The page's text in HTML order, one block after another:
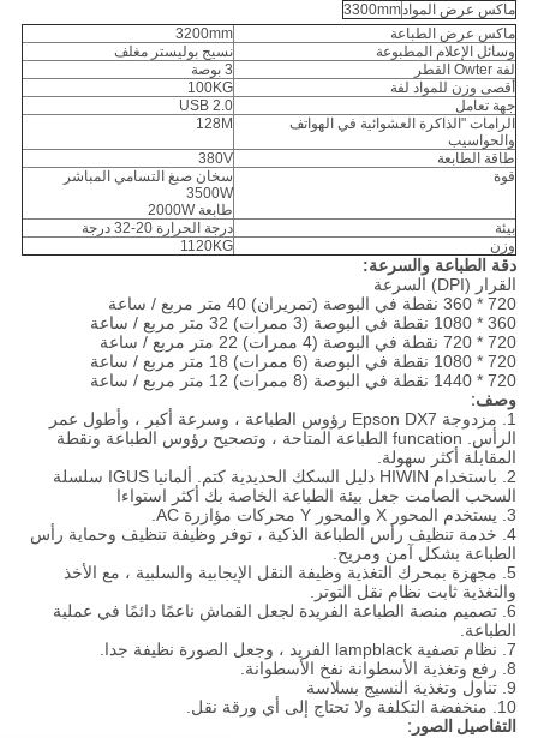
ماكس عرض المواد3300mm
ماكس عرض الطباعة
3200mm
وسائل الإعلام المطبوعة
نسيج بوليستر مغلف
لفة Owter القطر
3 بوصة
أقصى وزن للمواد لفة
100KG
جهة تعامل
USB 2.0
الرامات "الذاكرة العشوائية في الهواتف
والحواسيب
128M
طاقة الطابعة
380V
قوة
سخان صبغ التسامي المباشر
3500W
طابعة 2000W
بيئة
درجة الحرارة 20-32 درجة
وزن
1120KG
دقة الطباعة والسرعة:
القرار (DPI) السرعة
720 * 360 نقطة في البوصة (تمريران) 40 متر مربع / ساعة
360 * 1080 نقطة في البوصة (3 ممرات) 32 متر مربع / ساعة
720 * 720 نقطة في البوصة (4 ممرات) 22 متر مربع / ساعة
720 * 1080 نقطة في البوصة (6 ممرات) 18 متر مربع / ساعة
720 * 1440 نقطة في البوصة (8 ممرات) 12 متر مربع / ساعة
وصف:
1. مزدوجة Epson DX7 رؤوس الطباعة ، وسرعة أكبر ، وأطول عمر
الرأس. funcation الطباعة المتاحة ، وتصحيح رؤوس الطباعة ونقطة
المقابلة أكثر سهولة.
2. باستخدام HIWIN دليل السكك الحديدية كتم. ألمانيا IGUS سلسلة
السحب الصامت جعل بيئة الطباعة الخاصة بك أكثر استواءا
3. يستخدم المحور X والمحور Y محركات مؤازرة AC.
4. خدمة تنظيف رأس الطباعة الذكية ، توفر وظيفة تنظيف وحماية رأس
الطباعة بشكل آمن ومريح.
5. مجهزة بمحرك التغذية وظيفة النقل الإيجابية والسلبية ، مع الأخذ
والتغذية ثابت نظام نقل التوتر.
6. تصميم منصة الطباعة الفريدة لجعل القماش ناعمًا دائمًا في عملية
الطباعة.
7. نظام تصفية lampblack الفريد ، وجعل الصورة نظيفة جدا.
8. رفع وتغذية الأسطوانة نفخ الأسطوانة.
9. تناول وتغذية النسيج بسلاسة
10. منخفضة التكلفة ولا تحتاج إلى أي ورقة نقل.
التفاصيل الصور: